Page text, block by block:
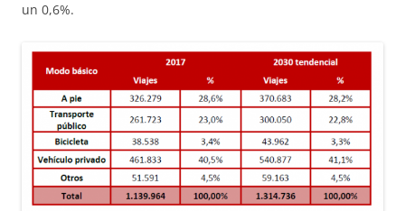
un 0,6%.